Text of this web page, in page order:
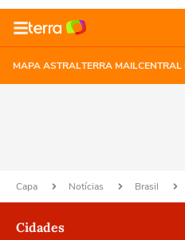
MAPA ASTRALTERRA MAIL
Capa Notícias Brasil
Cidades